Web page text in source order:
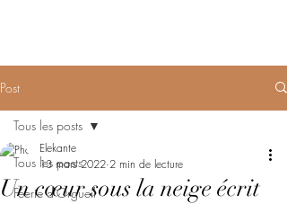
Post
Tous les posts
Féerie d'Orgueil
Tous les posts
Un cœur sous la neige écrit
Elekante
13 mars 2022 2 min de lecture